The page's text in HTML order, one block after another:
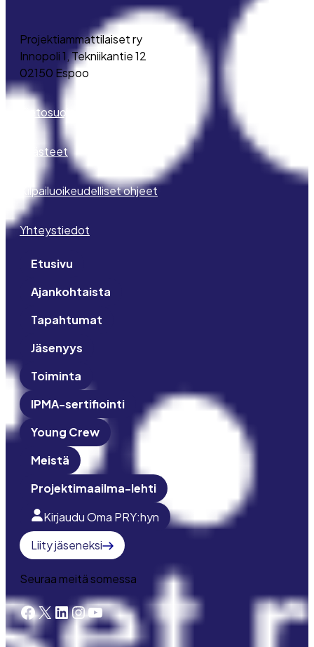
Projektiammattilaiset ry
Innopoli 1, Tekniikantie 12
02150 Espoo
Tietosuojaseloste
Evästeet
Kilpailuoikeudelliset ohjeet
Yhteystiedot
Etusivu
Ajankohtaista
Tapahtumat
Jäsenyys
Toiminta
IPMA-sertifiointi
Young Crew
Meistä
Projektimaailma-lehti
Kirjaudu Oma PRY:hyn
Liity jäseneksi
Seuraa meitä somessa
Facebook X LinkedIn InstagramYouTube